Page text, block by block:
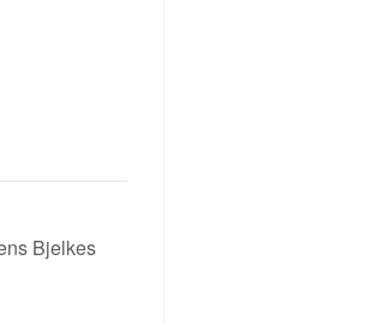
Bjelkes